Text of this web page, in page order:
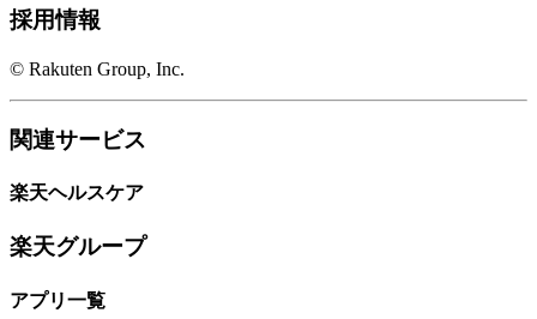
採用情報
© Rakuten Group, Inc.
関連サービス
楽天ヘルスケア
楽天グループ
アプリ一覧